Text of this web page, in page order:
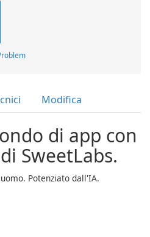
Modifica
di app con
SweetLabs.
Potenziato dall'IA.